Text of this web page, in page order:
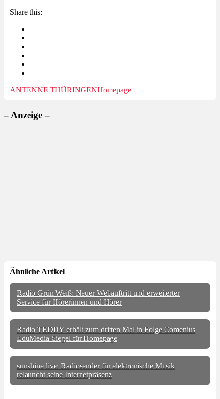
Share this:
ANTENNE THÜRINGENHomepage
– Anzeige –
Ähnliche Artikel
Radio Grün Weiß: Neuer Webauftritt und erweiterter
Service für Hörerinnen und Hörer
Radio TEDDY erhält zum dritten Mal in Folge Comenius
EduMedia-Siegel für Homepage
sunshine live: Radiosender für elektronische Musik
relauncht seine Internetpräsenz